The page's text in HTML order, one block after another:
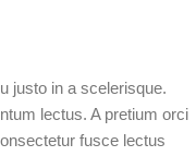
justo in a scelerisque.
lectus. A pretium orci
fusce lectus